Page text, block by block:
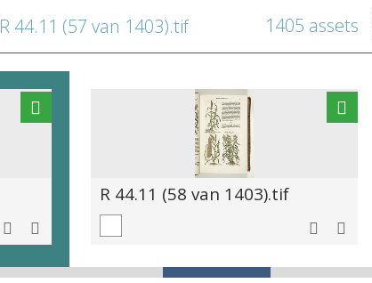
R 44.11 (57 van 1403).tif 1405 assets
R 44.11 (58 van 1403).tif